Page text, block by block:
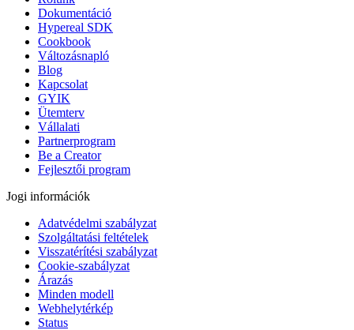
Dokumentáció
Hypereal SDK
Cookbook
Változásnapló
Blog
Kapcsolat
GYIK
Ütemterv
Vállalati
Partnerprogram
Be a Creator
Fejlesztői program
Jogi információk
Adatvédelmi szabályzat
Szolgáltatási feltételek
Visszatérítési szabályzat
Cookie-szabályzat
Árazás
Minden modell
Webhelytérkép
Status